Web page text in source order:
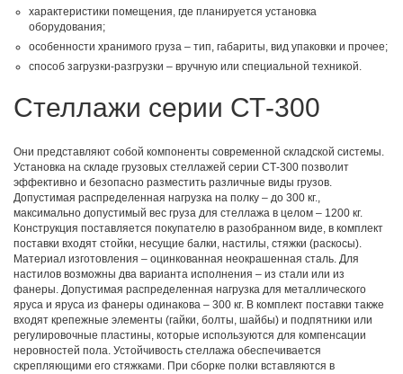
характеристики помещения, где планируется установка
оборудования;
особенности хранимого груза – тип, габариты, вид упаковки и прочее;
способ загрузки-разгрузки – вручную или специальной техникой.
Стеллажи серии СТ-300
Они представляют собой компоненты современной складской системы.
Установка на складе грузовых стеллажей серии СТ-300 позволит
эффективно и безопасно разместить различные виды грузов.
Допустимая распределенная нагрузка на полку – до 300 кг.,
максимально допустимый вес груза для стеллажа в целом – 1200 кг.
Конструкция поставляется покупателю в разобранном виде, в комплект
поставки входят стойки, несущие балки, настилы, стяжки (раскосы).
Материал изготовления – оцинкованная неокрашенная сталь. Для
настилов возможны два варианта исполнения – из стали или из
фанеры. Допустимая распределенная нагрузка для металлического
яруса и яруса из фанеры одинакова – 300 кг. В комплект поставки также
входят крепежные элементы (гайки, болты, шайбы) и подпятники или
регулировочные пластины, которые используются для компенсации
неровностей пола. Устойчивость стеллажа обеспечивается
скрепляющими его стяжками. При сборке полки вставляются в